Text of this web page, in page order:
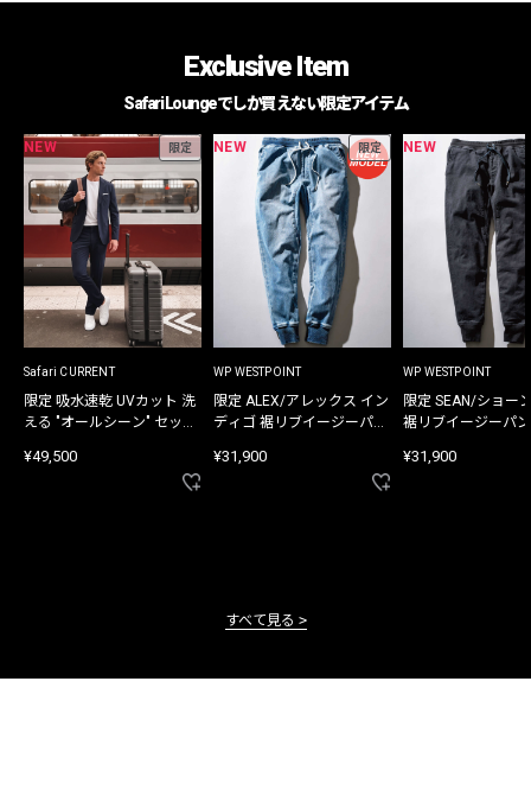
Exclusive Item
Safari Loungeでしか買えない限定アイテム
NEW 限定
Safari CURRENT
限定 吸水速乾 UVカット 洗
える "オールシーン" セット
¥49,500
NEW 限定
WP WESTPOINT
限定 ALEX/アレックス イン
ディゴ 裾リブイージーパン
¥31,900
NEW
WP WESTPOINT
限定 SEAN/ショー
裾リブイージーパ
¥31,900
すべて見る